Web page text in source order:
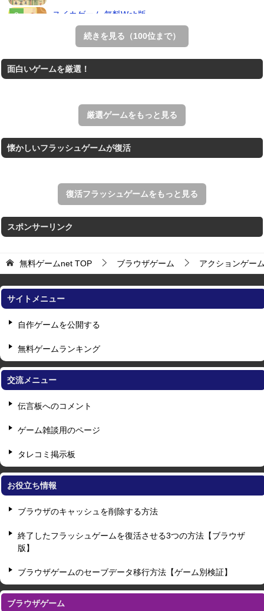
スイカゲーム 無料Web版
スイカゲームをスクラッチで再現した無料Web版。
王国を構築していく放置系のシミュレーションゲーム。
すべての矢印を画面外へ導くパズルゲーム。
続きを見る（100位まで）
面白いゲームを厳選！
厳選ゲームをもっと見る
懐かしいフラッシュゲームが復活
復活フラッシュゲームをもっと見る
スポンサーリンク
無料ゲームnet TOP ブラウザゲーム アクションゲー
サイトメニュー
自作ゲームを公開する
無料ゲームランキング
交流メニュー
伝言板へのコメント
ゲーム雑談用のページ
タレコミ掲示板
お役立ち情報
ブラウザのキャッシュを削除する方法
終了したフラッシュゲームを復活させる3つの方法【ブラウザ
版】
ブラウザゲームのセーブデータ移行方法【ゲーム別検証】
ブラウザゲーム